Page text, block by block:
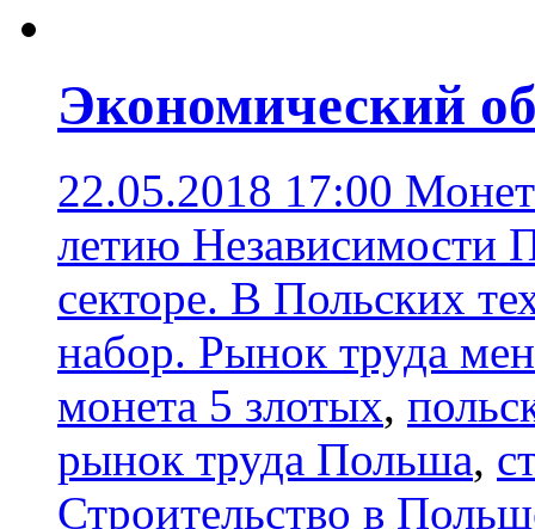
Экономический
22.05.2018 17:00
летию Независимости
секторе. В Польских
набор. Рынок труда
монета 5 злотых,
рынок труда Польша,
Строительство в